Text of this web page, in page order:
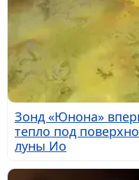
Зонд «Юнона»
тепло под
луны Ио